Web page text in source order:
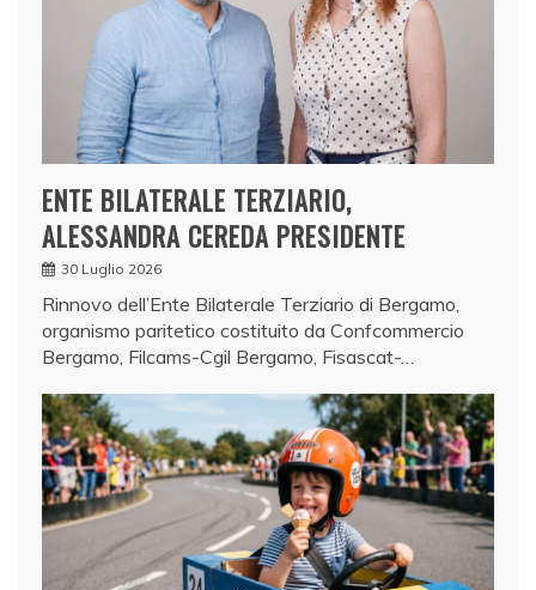
ENTE BILATERALE TERZIARIO,
ALESSANDRA CEREDA PRESIDENTE
30 Luglio 2026
Rinnovo dell’Ente Bilaterale Terziario di Bergamo,
organismo paritetico costituito da Confcommercio
Bergamo, Filcams-Cgil Bergamo, Fisascat-…